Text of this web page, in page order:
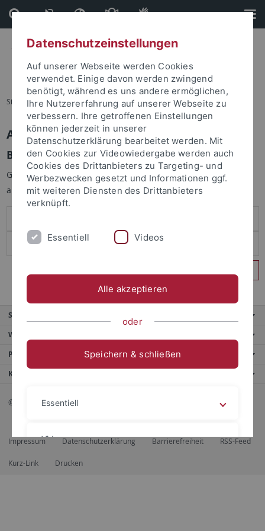
Direkt
zum
Inhalt
Direkt
zur
Fußleiste
Sie sind hier: Startseite
Anmelden
Benutzeranmeldung
Geben Sie Ihren Benutzernamen und Ihr Passwort an um sich
anzumelden:
Service
Weitere Angebote
Portale
Kontaktinfo
© 2026 Eberhard Karls Universität Tübingen, Tübingen
Impressum Datenschutzerklärung Barrierefreiheit RSS-Feed
Kurz-Link Drucken
Datenschutzeinstellungen
Auf unserer Webseite werden Cookies
verwendet. Einige davon werden zwingend
benötigt, während es uns andere ermöglichen,
Ihre Nutzererfahrung auf unserer Webseite zu
verbessern. Ihre getroffenen Einstellungen
können jederzeit in unserer
Datenschutzerklärung bearbeitet werden. Mit
den Cookies zur Videowiedergabe werden auch
Cookies des Drittanbieters zu Targeting- und
Werbezwecken gesetzt und Informationen ggf.
mit weiteren Diensten des Drittanbieters
verknüpft.
Essentiell Videos
Alle akzeptieren
oder
Speichern & schließen
Essentiell
Videos